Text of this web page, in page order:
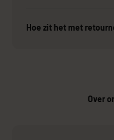
Hoe zit het met
Over